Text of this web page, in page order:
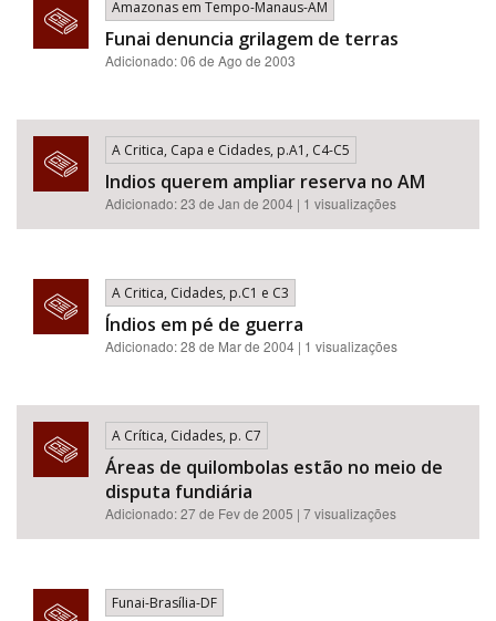
Amazonas em Tempo-Manaus-AM
Funai denuncia grilagem de terras
Adicionado: 06 de Ago de 2003
A Critica, Capa e Cidades, p.A1, C4-C5
Indios querem ampliar reserva no AM
Adicionado: 23 de Jan de 2004 | 1 visualizações
A Critica, Cidades, p.C1 e C3
Índios em pé de guerra
Adicionado: 28 de Mar de 2004 | 1 visualizações
A Crítica, Cidades, p. C7
Áreas de quilombolas estão no meio de
disputa fundiária
Adicionado: 27 de Fev de 2005 | 7 visualizações
Funai-Brasília-DF